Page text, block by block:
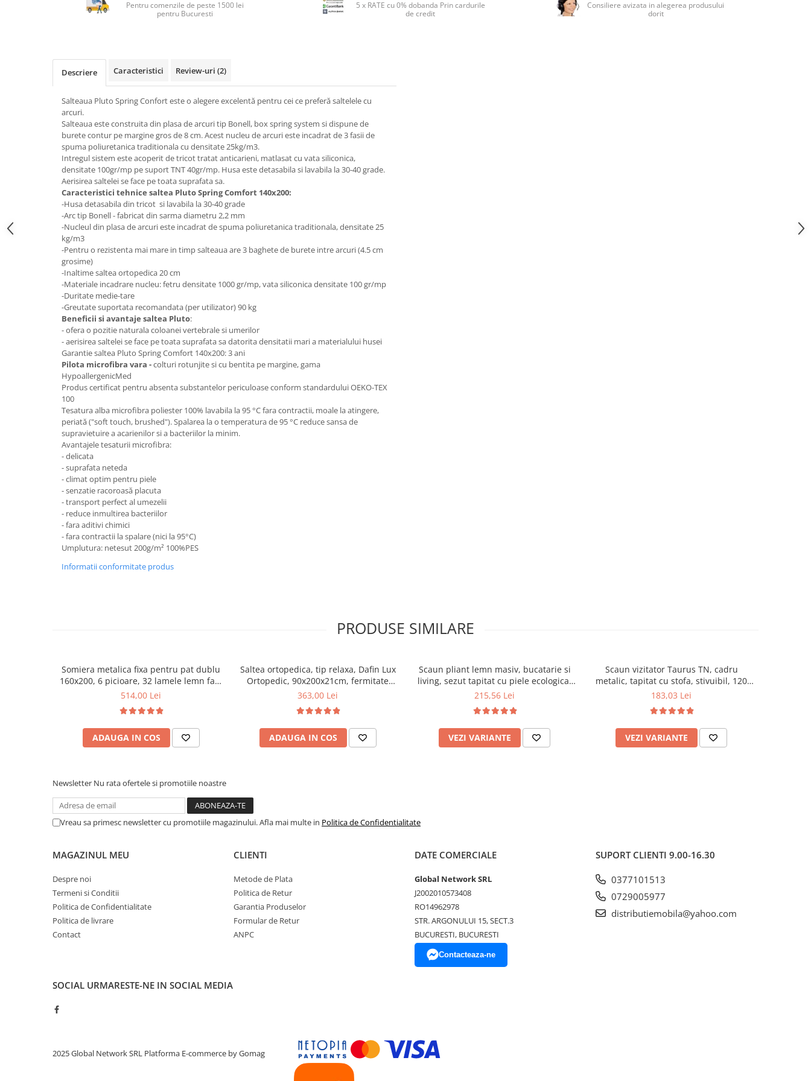
Saltele cu plasa de arcuri
Saltele cu spuma
Scaune pentru bucatarie
Mobila bucatarie
Suporturi si rafturi pantofi
Portmantouri
Seturi mobilier hol
Stender haine
Suport pentru umerase
Etajere
Mobilier gradinita
Mese gradinita
Scaune gradinita
Set mese si scaune gradinita
Mobilier copii
Mobila camera copii
Scaune birou pentru copii
Saltele patuturi copii
Masa si scaune gradinita
Seturi comode living si dormitor
Pentru comenzile de peste 1500 lei
pentru Bucuresti
5 x RATE cu 0% dobanda Prin cardurile
de credit
Consiliere avizata in alegerea produsului
dorit
Descriere Caracteristici Review-uri (2)
Salteaua Pluto Spring Confort este o alegere excelentă pentru cei ce preferă saltelele cu
arcuri.
Salteaua este construita din plasa de arcuri tip Bonell, box spring system si dispune de
burete contur pe margine gros de 8 cm. Acest nucleu de arcuri este incadrat de 3 fasii de
spuma poliuretanica traditionala cu densitate 25kg/m3.
Intregul sistem este acoperit de tricot tratat anticarieni, matlasat cu vata siliconica,
densitate 100gr/mp pe suport TNT 40gr/mp. Husa este detasabila si lavabila la 30-40 grade.
Aerisirea saltelei se face pe toata suprafata sa.
Caracteristici tehnice saltea Pluto Spring Comfort 140x200:
-Husa detasabila din tricot si lavabila la 30-40 grade
-Arc tip Bonell - fabricat din sarma diametru 2,2 mm
-Nucleul din plasa de arcuri este incadrat de spuma poliuretanica traditionala, densitate 25
kg/m3
-Pentru o rezistenta mai mare in timp salteaua are 3 baghete de burete intre arcuri (4.5 cm
grosime)
-Inaltime saltea ortopedica 20 cm
-Materiale incadrare nucleu: fetru densitate 1000 gr/mp, vata siliconica densitate 100 gr/mp
-Duritate medie-tare
-Greutate suportata recomandata (per utilizator) 90 kg
Beneficii si avantaje saltea Pluto:
- ofera o pozitie naturala coloanei vertebrale si umerilor
- aerisirea saltelei se face pe toata suprafata sa datorita densitatii mari a materialului husei
Garantie saltea Pluto Spring Comfort 140x200: 3 ani
Pilota microfibra vara -colturi rotunjite si cu bentita pe margine, gama
HypoallergenicMed
Produs certificat pentru absenta substantelor periculoase conform standardului OEKO-TEX
100
Tesatura alba microfibra poliester 100% lavabila la 95 °C fara contractii, moale la atingere,
periată ("soft touch, brushed"). Spalarea la o temperatura de 95 °C reduce sansa de
supravietuire a acarienilor si a bacteriilor la minim.
Avantajele tesaturii microfibra:
- delicata
- suprafata neteda
- climat optim pentru piele
- senzatie racoroasă placuta
- transport perfect al umezelii
- reduce inmultirea bacteriilor
- fara aditivi chimici
- fara contractii la spalare (nici la 95°C)
Umplutura: netesut 200g/m² 100%PES
Informatii conformitate produs
PRODUSE SIMILARE
Somiera metalica fixa pentru pat dublu
160x200, 6 picioare, 32 lamele lemn fag,
benzi textile, suport saltea ferm, negru
514,00 Lei
ADAUGA IN COS
Saltea ortopedica, tip relaxa, Dafin Lux
Ortopedic, 90x200x21cm, fermitate
medie, cu plasa de arcuri tip Bonell, fata
Salt Confort
363,00 Lei
ADAUGA IN COS
Scaun pliant lemn masiv, bucatarie si
living, sezut tapitat cu piele ecologica,
100 kg, cires
215,56 Lei
VEZI VARIANTE
Scaun vizitator Taurus TN, cadru
metalic, tapitat cu stofa, stivuibil, 120
kg, negru
183,03 Lei
VEZI VARIANTE
Newsletter Nu rata ofertele si promotiile noastre
Vreau sa primesc newsletter cu promotiile magazinului. Afla mai multe in Politica de Confidentialitate
MAGAZINUL MEU
Despre noi
Termeni si Conditii
Politica de Confidentialitate
Politica de livrare
Contact
CLIENTI
Metode de Plata
Politica de Retur
Garantia Produselor
Formular de Retur
ANPC
DATE COMERCIALE
Global Network SRL
J2002010573408
RO14962978
STR. ARGONULUI 15, SECT.3
BUCURESTI, BUCURESTI
Contacteaza-ne
SUPORT CLIENTI 9.00-16.30
0377101513
0729005977
distributiemobila@yahoo.com
SOCIAL URMARESTE-NE IN SOCIAL MEDIA
2025 Global Network SRL Platforma E-commerce by Gomag